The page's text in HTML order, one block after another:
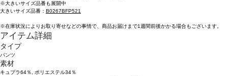
※大きいサイズ品番も展開中
大きいサイズ品番： B0267BFP521
※在庫状況によりお取り寄せなどの事情で、商品お届けまで1週間前後かかる場合もございます。
アイテム詳細
タイプ
パンツ
素材
キュプラ64％, ポリエステル34％